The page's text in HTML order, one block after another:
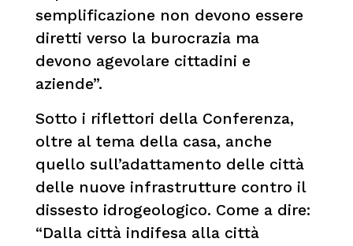
semplificazione non devono essere
diretti verso la burocrazia ma
devono agevolare cittadini e
aziende”.
Sotto i riflettori della Conferenza,
oltre al tema della casa, anche
quello sull’adattamento delle città
delle nuove infrastrutture contro il
dissesto idrogeologico. Come a dire:
“Dalla città indifesa alla città